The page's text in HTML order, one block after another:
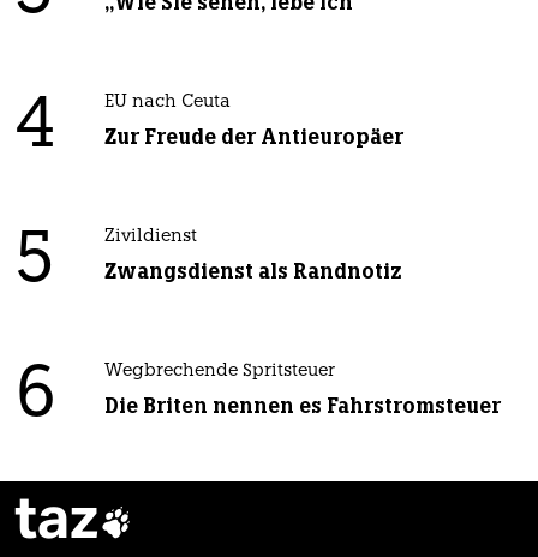
4 EU nach Ceuta
Zur Freude der Antieuropäer
5 Zivildienst
Zwangsdienst als Randnotiz
6 Wegbrechende Spritsteuer
Die Briten nennen es Fahrstromsteuer
taz